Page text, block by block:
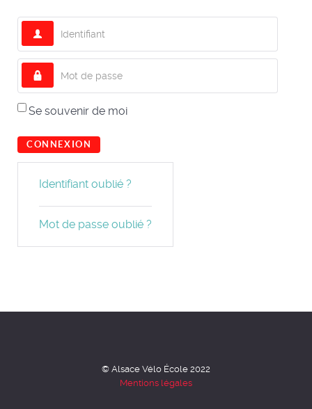
Identifiant
Mot de passe
Se souvenir de moi
CONNEXION
Identifiant oublié ?
Mot de passe oublié ?
© Alsace Vélo École 2022
Mentions légales